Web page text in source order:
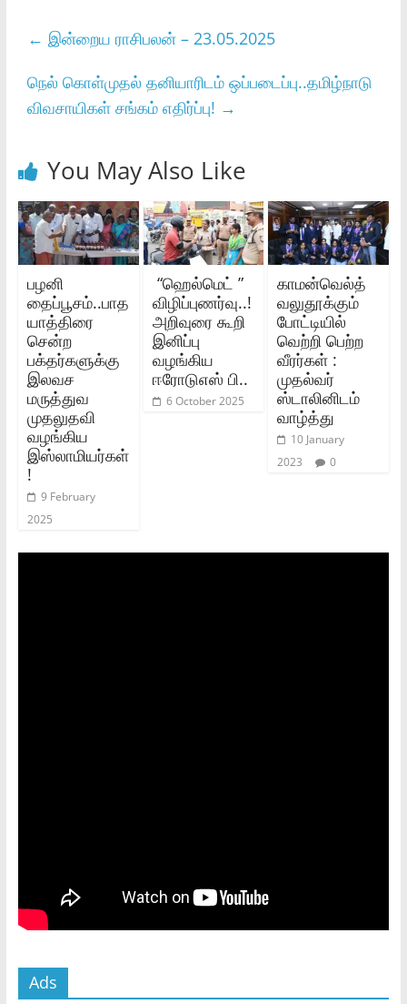
← இன்றைய ராசிபலன் – 23.05.2025
நெல் கொள்முதல் தனியாரிடம் ஒப்படைப்பு..தமிழ்நாடு
விவசாயிகள் சங்கம் எதிர்ப்பு! →
You May Also Like
பழனி
தைப்பூசம்..பாத
யாத்திரை
சென்ற
பக்தர்களுக்கு
இலவச
மருத்துவ
முதலுதவி
வழங்கிய
இஸ்லாமியர்கள்
!
9 February
2025
“ஹெல்மெட் ”
விழிப்புணர்வு..!
அறிவுரை கூறி
இனிப்பு
வழங்கிய
ஈரோடுஎஸ் பி..
6 October 2025
காமன்வெல்த்
வலுதூக்கும்
போட்டியில்
வெற்றி பெற்ற
வீரர்கள் :
முதல்வர்
ஸ்டாலினிடம்
வாழ்த்து
10 January
2023
0
Ads